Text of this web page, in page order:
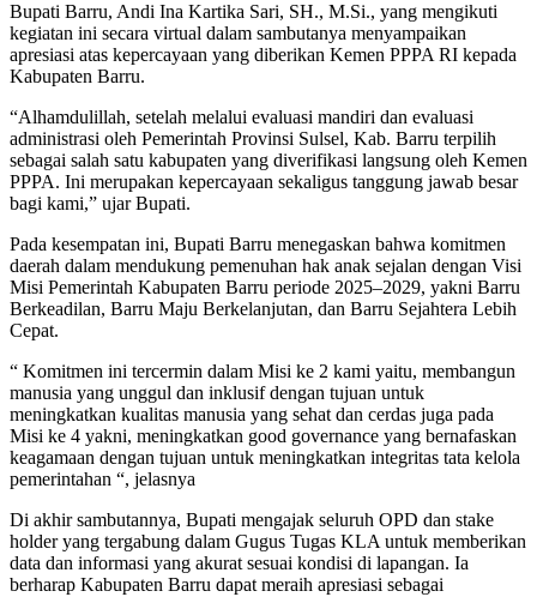
Bupati Barru, Andi Ina Kartika Sari, SH., M.Si., yang mengikuti
kegiatan ini secara virtual dalam sambutanya menyampaikan
apresiasi atas kepercayaan yang diberikan Kemen PPPA RI kepada
Kabupaten Barru.
“Alhamdulillah, setelah melalui evaluasi mandiri dan evaluasi
administrasi oleh Pemerintah Provinsi Sulsel, Kab. Barru terpilih
sebagai salah satu kabupaten yang diverifikasi langsung oleh Kemen
PPPA. Ini merupakan kepercayaan sekaligus tanggung jawab besar
bagi kami,” ujar Bupati.
Pada kesempatan ini, Bupati Barru menegaskan bahwa komitmen
daerah dalam mendukung pemenuhan hak anak sejalan dengan Visi
Misi Pemerintah Kabupaten Barru periode 2025–2029, yakni Barru
Berkeadilan, Barru Maju Berkelanjutan, dan Barru Sejahtera Lebih
Cepat.
“ Komitmen ini tercermin dalam Misi ke 2 kami yaitu, membangun
manusia yang unggul dan inklusif dengan tujuan untuk
meningkatkan kualitas manusia yang sehat dan cerdas juga pada
Misi ke 4 yakni, meningkatkan good governance yang bernafaskan
keagamaan dengan tujuan untuk meningkatkan integritas tata kelola
pemerintahan “, jelasnya
Di akhir sambutannya, Bupati mengajak seluruh OPD dan stake
holder yang tergabung dalam Gugus Tugas KLA untuk memberikan
data dan informasi yang akurat sesuai kondisi di lapangan. Ia
berharap Kabupaten Barru dapat meraih apresiasi sebagai